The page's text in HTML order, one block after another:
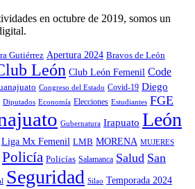
en octubre de 2019, somos un
Gutiérrez Apertura 2024 Bravos de León
León Club León Femenil Code
Congreso del Estado Covid-19 Diego
Diputados Economía Elecciones Estudiantes FGE
Gubernatura Irapuato León
Liga Mx Femenil LMB MORENA MUJERES
Policía Policías Salamanca Salud San
Seguridad Silao Temporada 2024